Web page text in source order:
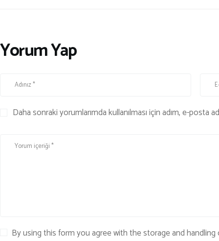
Yorum Yap
Daha sonraki yorumlarımda kullanılması için adım, e-posta
By using this form you agree with the storage and